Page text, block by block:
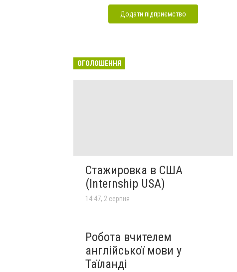
Додати підприємство
ОГОЛОШЕННЯ
Стажировка в США
(Internship USA)
14:47, 2 серпня
Робота вчителем
англійської мови у
Таїланді